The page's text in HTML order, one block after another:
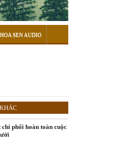
HOA SEN AUDIO
phối hoàn toàn cuộc